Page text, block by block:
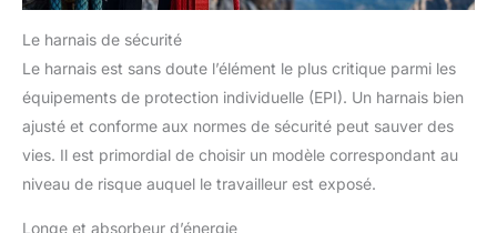
Le harnais de sécurité
Le harnais est sans doute l’élément le plus critique parmi les
équipements de protection individuelle (EPI). Un harnais bien
ajusté et conforme aux normes de sécurité peut sauver des
vies. Il est primordial de choisir un modèle correspondant au
niveau de risque auquel le travailleur est exposé.
Longe et absorbeur d’énergie